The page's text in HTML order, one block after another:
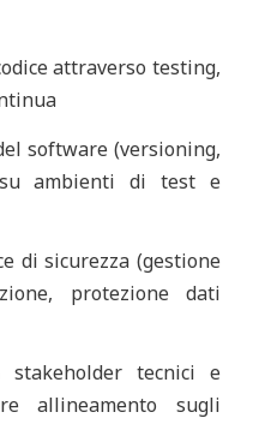
attraverso testing,
software (versioning,
ambienti di test e
di sicurezza (gestione
protezione dati
stakeholder tecnici e
allineamento sugli